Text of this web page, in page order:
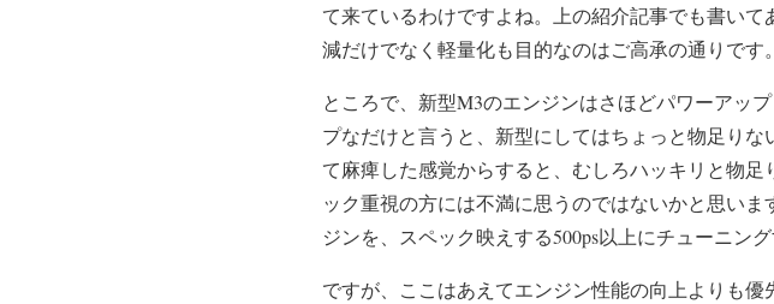
て来ているわけですよね。上の紹介記事でも書い
減だけでなく軽量化も目的なのはご高承の通りです。
ところで、新型M3のエンジンはさほどパワーアッ
プなだけと言うと、新型にしてはちょっと物足り
て麻痺した感覚からすると、むしろハッキリと物
ック重視の方には不満に思うのではないかと思い
ジンを、スペック映えする500ps以上にチューニン
ですが、ここはあえてエンジン性能の向上よりも